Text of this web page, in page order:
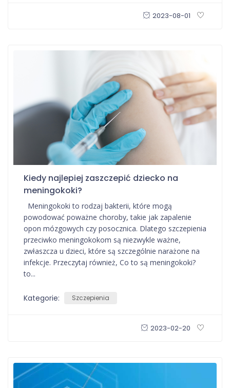
2023-08-01
Kiedy najlepiej zaszczepić dziecko na
meningokoki?
Meningokoki to rodzaj bakterii, które mogą
powodować poważne choroby, takie jak zapalenie
opon mózgowych czy posocznica. Dlatego szczepienia
przeciwko meningokokom są niezwykle ważne,
zwłaszcza u dzieci, które są szczególnie narażone na
infekcje. Przeczytaj również, Co to są meningokoki?
to...
Kategorie: Szczepienia
2023-02-20